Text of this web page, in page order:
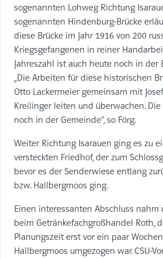
sogenannten Lohweg Richtung
sogenannten Hindenburg-Brücke
diese Brücke im Jahr 1916 von 200
Kriegsgefangenen in reiner
Jahreszahl ist auch heute noch in der
„Die Arbeiten für diese historischen
Otto Lackermeier gemeinsam mit
Kreilinger leiten und überwachen.
noch in der Gemeinde“, so Förg.
Weiter Richtung Isarauen ging es zu
versteckten Friedhof, der zum
bevor es der Senderwiese entlang
bzw. Hallbergmoos ging.
Einen interessanten Abschluss nahm
beim Getränkefachgroßhandel Roth,
Planungszeit erst vor ein paar
Hallbergmoos umgezogen war. CSU-